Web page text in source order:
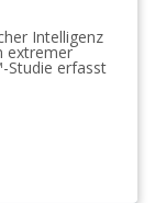
Intelligenz
extremer
Studie erfasst